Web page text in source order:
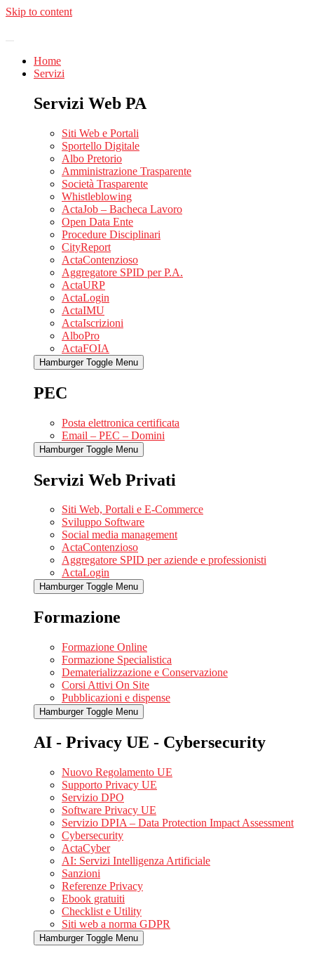
Skip to content
Home
Servizi
Servizi Web PA
Siti Web e Portali
Sportello Digitale
Albo Pretorio
Amministrazione Trasparente
Società Trasparente
Whistleblowing
ActaJob – Bacheca Lavoro
Open Data Ente
Procedure Disciplinari
CityReport
ActaContenzioso
Aggregatore SPID per P.A.
ActaURP
ActaLogin
ActaIMU
ActaIscrizioni
AlboPro
ActaFOIA
Hamburger Toggle Menu
PEC
Posta elettronica certificata
Email – PEC – Domini
Hamburger Toggle Menu
Servizi Web Privati
Siti Web, Portali e E-Commerce
Sviluppo Software
Social media management
ActaContenzioso
Aggregatore SPID per aziende e professionisti
ActaLogin
Hamburger Toggle Menu
Formazione
Formazione Online
Formazione Specialistica
Dematerializzazione e Conservazione
Corsi Attivi On Site
Pubblicazioni e dispense
Hamburger Toggle Menu
AI - Privacy UE - Cybersecurity
Nuovo Regolamento UE
Supporto Privacy UE
Servizio DPO
Software Privacy UE
Servizio DPIA – Data Protection Impact Assessment
Cybersecurity
ActaCyber
AI: Servizi Intelligenza Artificiale
Sanzioni
Referenze Privacy
Ebook gratuiti
Checklist e Utility
Siti web a norma GDPR
Hamburger Toggle Menu